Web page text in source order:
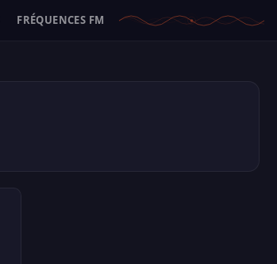
FRÉQUENCES FM